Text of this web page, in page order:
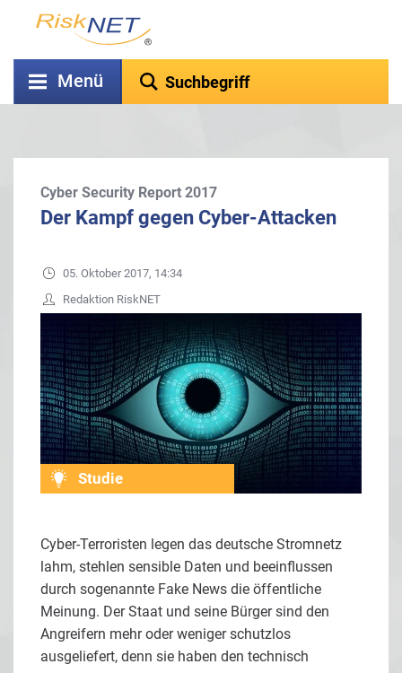
Menü
Cyber Security Report 2017
Der Kampf gegen Cyber-Attacken
05. Oktober 2017, 14:34
Redaktion RiskNET
Studie
Cyber-Terroristen legen das deutsche Stromnetz
lahm, stehlen sensible Daten und beeinflussen
durch sogenannte Fake News die öffentliche
Meinung. Der Staat und seine Bürger sind den
Angreifern mehr oder weniger schutzlos
ausgeliefert, denn sie haben den technisch